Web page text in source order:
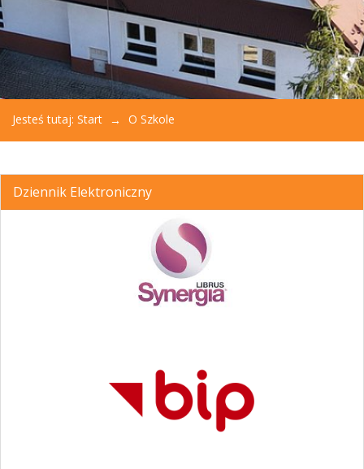
Jesteś tutaj: Start O Szkole
Dziennik Elektroniczny